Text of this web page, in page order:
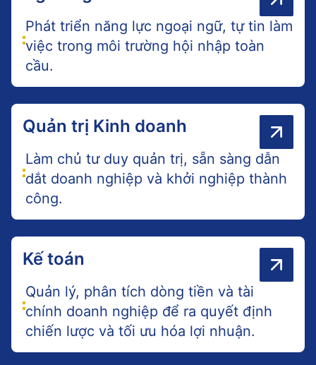
Phát triển năng lực ngoại ngữ, tự tin làm
việc trong môi trường hội nhập toàn
cầu.
Quản trị Kinh doanh
Làm chủ tư duy quản trị, sẵn sàng dẫn
dắt doanh nghiệp và khởi nghiệp thành
công.
Kế toán
Quản lý, phân tích dòng tiền và tài
chính doanh nghiệp để ra quyết định
chiến lược và tối ưu hóa lợi nhuận.